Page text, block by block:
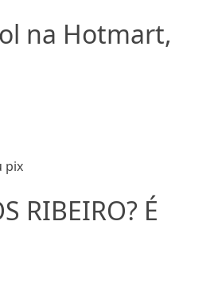
na Hotmart,
pix
RIBEIRO? É